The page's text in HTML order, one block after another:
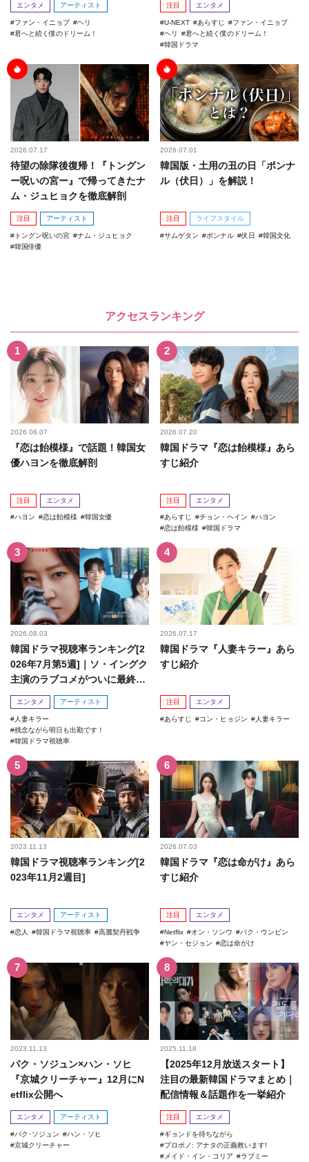
エンタメ アーティスト
ファン・イニョプ
ヘリ
君へと続く僕のドリーム！
注目 エンタメ
U-NEXT あらすじ
ファン・イニョプ
ヘリ
君へと続く僕のドリーム！
韓国ドラマ
2026.07.17
待望の除隊後復帰！『トングン
ー呪いの宮ー』で帰ってきたナ
ム・ジュヒョクを徹底解剖
注目 アーティスト
トングン呪いの宮
ナム・ジュヒョク
韓国俳優
2026.07.01
韓国版・土用の丑の日「ポンナ
ル（伏日）」を解説！
注目 ライフスタイル
サムゲタン ポンナル 伏日 韓国文化
アクセスランキング
2026.08.07
『恋は飴模様』で話題！韓国女
優ハヨンを徹底解剖
注目 エンタメ
ハヨン 恋は飴模様 韓国女優
2026.07.20
韓国ドラマ『恋は飴模様』あら
すじ紹介
注目 エンタメ
あらすじ チョン・ヘイン
ハヨン
恋は飴模様
韓国ドラマ
2026.08.03
韓国ドラマ視聴率ランキング[2
026年7月第5週]｜ソ・イングク
主演のラブコメがついに最終
回！
エンタメ アーティスト
人妻キラー
残念ながら明日も出勤です！
韓国ドラマ視聴率
2026.07.17
韓国ドラマ『人妻キラー』あら
すじ紹介
注目 エンタメ
あらすじ コン・ヒョジン 人妻キラー
2023.11.13
韓国ドラマ視聴率ランキング[2
023年11月2週目]
エンタメ アーティスト
恋人 韓国ドラマ視聴率 高麗契丹戦争
2026.07.03
韓国ドラマ『恋は命がけ』あら
すじ紹介
注目 エンタメ
Netflix オン・ソンウ
パク・ウンビン
ヤン・セジョン
恋は命がけ
2023.11.13
パク・ソジュン×ハン・ソヒ
『京城クリーチャー』12月にN
etflix公開へ
エンタメ アーティスト
パク･ソジュン
ハン・ソヒ
京城クリーチャー
2025.11.18
【2025年12月放送スタート】
注目の最新韓国ドラマまとめ｜
配信情報＆話題作を一挙紹介
注目 エンタメ
ギョンドを待ちながら
プロボノ: アナタの正義救います!
メイド・イン・コリア
ラブミー